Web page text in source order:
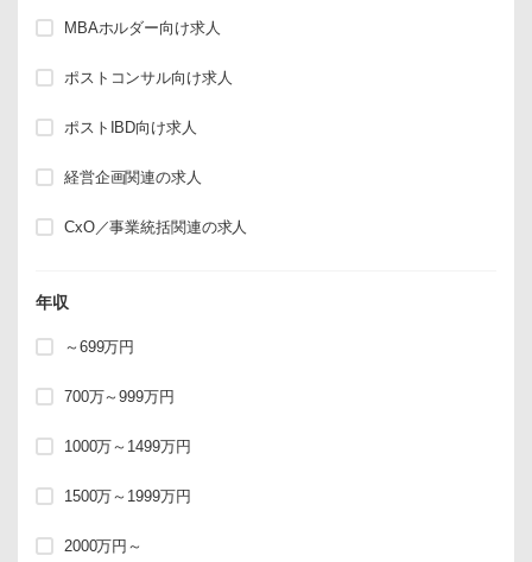
MBAホルダー向け求人
ポストコンサル向け求人
ポストIBD向け求人
経営企画関連の求人
CxO／事業統括関連の求人
年収
～699万円
700万～999万円
1000万～1499万円
1500万～1999万円
2000万円～